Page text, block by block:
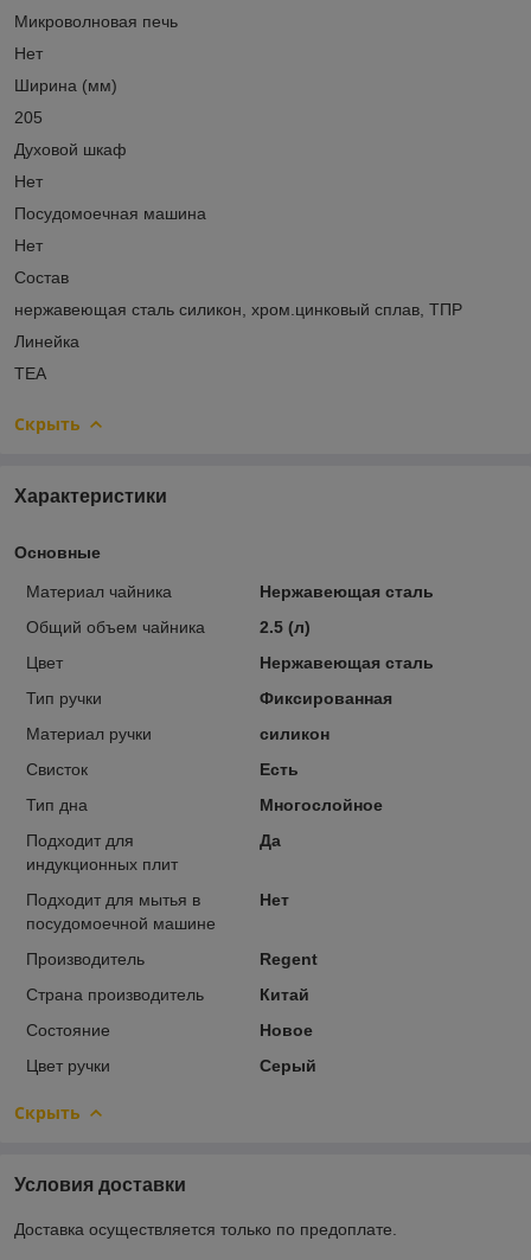
Микроволновая печь
Нет
Ширина (мм)
205
Духовой шкаф
Нет
Посудомоечная машина
Нет
Состав
нержавеющая сталь силикон, хром.цинковый сплав, ТПР
Линейка
TEA
Скрыть
Характеристики
Основные
Материал чайника
Нержавеющая сталь
Общий объем чайника
2.5 (л)
Цвет
Нержавеющая сталь
Тип ручки
Фиксированная
Материал ручки
силикон
Свисток
Есть
Тип дна
Многослойное
Подходит для
индукционных плит
Да
Подходит для мытья в
посудомоечной машине
Нет
Производитель
Regent
Страна производитель
Китай
Состояние
Новое
Цвет ручки
Серый
Скрыть
Условия доставки
Доставка осуществляется только по предоплате.